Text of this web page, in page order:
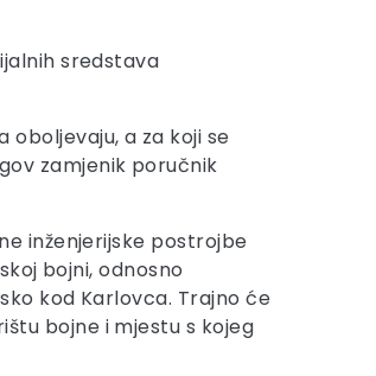
sredstava
a za koji se
zamjenik poručnik
inženjerijske postrojbe
bojni, odnosno
kod Karlovca. Trajno će
bojne i mjestu s kojeg